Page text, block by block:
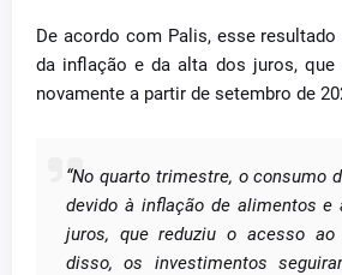
De acordo com Palis, esse
da inflação e da alta dos juros, que
novamente a partir de setembro de
“No quarto trimestre, o consumo
devido à inflação de alimentos e
juros, que reduziu o acesso ao
disso, os investimentos